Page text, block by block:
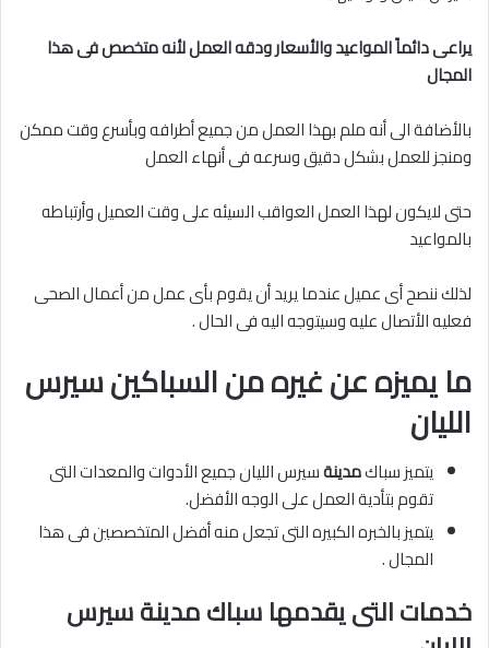
يراعى دائماً المواعيد والأسعار ودقه العمل لأنه متخصص فى هذا
المجال
بالأضافة الى أنه ملم بهذا العمل من جميع أطرافه وبأسرع وقت ممكن
ومنجز للعمل بشكل دقيق وسرعه فى أنهاء العمل
حتى لايكون لهذا العمل العواقب السيئه على وقت العميل وأرتباطه
بالمواعيد
لذلك ننصح أى عميل عندما يريد أن يقوم بأى عمل من أعمال الصحى
فعليه الأتصال عليه وسيتوجه اليه فى الحال .
ما يميزه عن غيره من السباكين سيرس
الليان
يتميز سباكمدينةسيرس الليان جميع الأدوات والمعدات التى
تقوم بتأدية العمل على الوجه الأفضل.
يتميز بالخبره الكبيره التى تجعل منه أفضل المتخصصين فى هذا
المجال .
خدمات التى يقدمها سباك مدينة سيرس